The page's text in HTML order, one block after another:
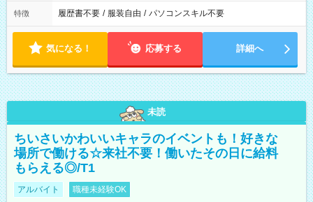
特徴 履歴書不要 / 服装自由 / パソコンスキル不要
気になる！ 応募する 詳細へ
未読
ちいさいかわいいキャラのイベントも！好きな
場所で働ける☆来社不要！働いたその日に給料
もらえる◎/T1
アルバイト 職種未経験OK